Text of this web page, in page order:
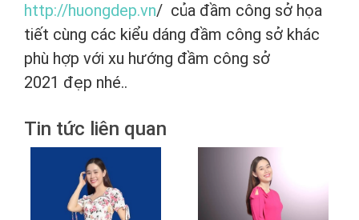
http://huongdep.vn/ của đầm công sở họa
tiết cùng các kiểu dáng đầm công sở khác
phù hợp với xu hướng đầm công sở
2021 đẹp nhé..
Tin tức liên quan